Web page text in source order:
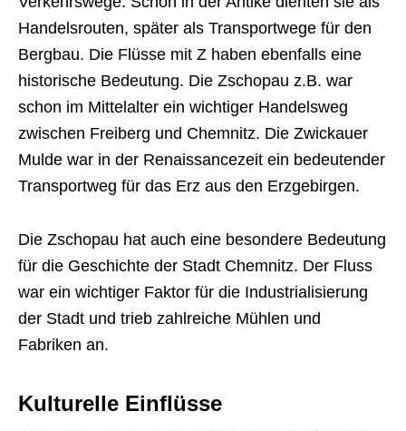
Handelsrouten, später als Transportwege für den
Bergbau. Die Flüsse mit Z haben ebenfalls eine
historische Bedeutung. Die Zschopau z.B. war
schon im Mittelalter ein wichtiger Handelsweg
zwischen Freiberg und Chemnitz. Die Zwickauer
Mulde war in der Renaissancezeit ein bedeutender
Transportweg für das Erz aus den Erzgebirgen.
Die Zschopau hat auch eine besondere Bedeutung
für die Geschichte der Stadt Chemnitz. Der Fluss
war ein wichtiger Faktor für die Industrialisierung
der Stadt und trieb zahlreiche Mühlen und
Fabriken an.
Kulturelle Einflüsse